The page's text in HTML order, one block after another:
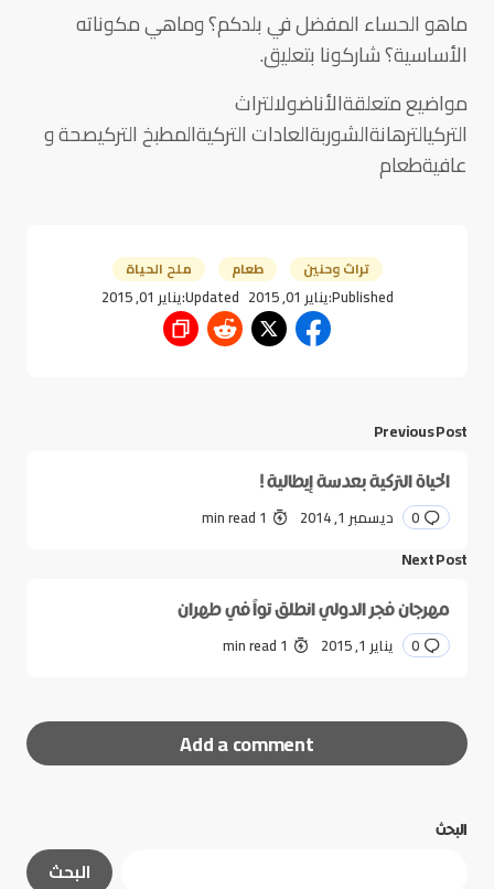
ماهو الحساء المفضل في بلدكم؟ وماهي مكوناته
الأساسية؟ شاركونا بتعليق.
مواضيع متعلقةالأناضولالتراث
التركيالترهانةالشوربةالعادات التركيةالمطبخ التركيصحة و
عافيةطعام
تراث وحنين طعام ملح الحياة
Published:يناير 01, 2015 Updated:يناير 01, 2015
Previous Post
الحياة التركية بعدسة إيطالية !
0 ديسمبر 1, 2014 1 min read
Next Post
مهرجان فجر الدولي انطلق تواً في طهران
0 يناير 1, 2015 1 min read
Add a comment
الحقول الإلزامية
البحث
البحث